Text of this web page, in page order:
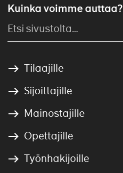
Kuinka voimme auttaa?
Tilaajille
Sijoittajille
Mainostajille
Opettajille
Työnhakijoille